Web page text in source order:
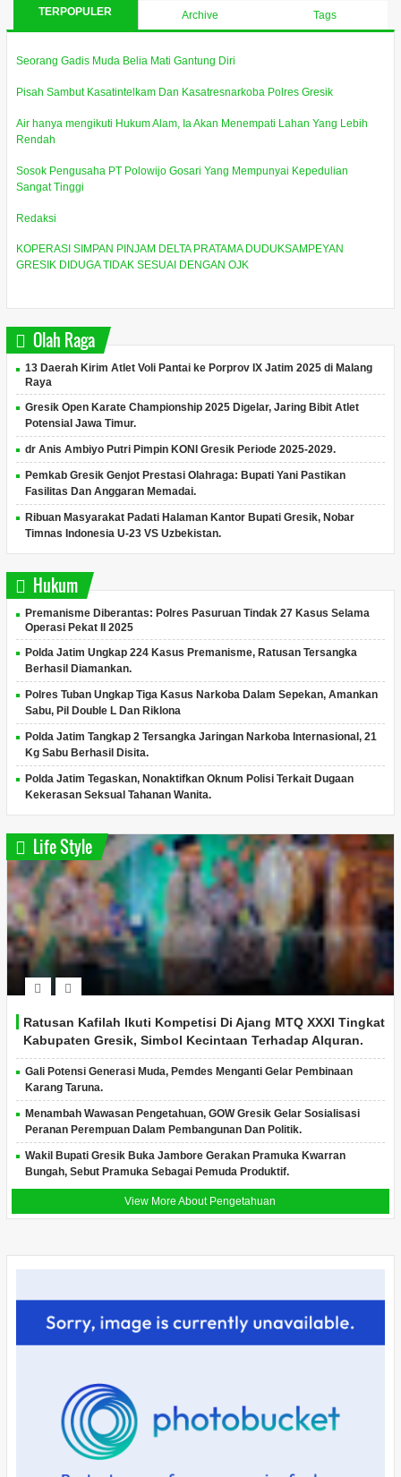
TERPOPULER Archive Tags
Seorang Gadis Muda Belia Mati Gantung Diri
Pisah Sambut Kasatintelkam Dan Kasatresnarkoba Polres Gresik
Air hanya mengikuti Hukum Alam, Ia Akan Menempati Lahan Yang Lebih
Rendah
Sosok Pengusaha PT Polowijo Gosari Yang Mempunyai Kepedulian
Sangat Tinggi
Redaksi
KOPERASI SIMPAN PINJAM DELTA PRATAMA DUDUKSAMPEYAN
GRESIK DIDUGA TIDAK SESUAI DENGAN OJK
Olah Raga
13 Daerah Kirim Atlet Voli Pantai ke Porprov IX Jatim 2025 di Malang
Raya
Gresik Open Karate Championship 2025 Digelar, Jaring Bibit Atlet
Potensial Jawa Timur.
dr Anis Ambiyo Putri Pimpin KONI Gresik Periode 2025-2029.
Pemkab Gresik Genjot Prestasi Olahraga: Bupati Yani Pastikan
Fasilitas Dan Anggaran Memadai.
Ribuan Masyarakat Padati Halaman Kantor Bupati Gresik, Nobar
Timnas Indonesia U-23 VS Uzbekistan.
Hukum
Premanisme Diberantas: Polres Pasuruan Tindak 27 Kasus Selama
Operasi Pekat II 2025
Polda Jatim Ungkap 224 Kasus Premanisme, Ratusan Tersangka
Berhasil Diamankan.
Polres Tuban Ungkap Tiga Kasus Narkoba Dalam Sepekan, Amankan
Sabu, Pil Double L Dan Riklona
Polda Jatim Tangkap 2 Tersangka Jaringan Narkoba Internasional, 21
Kg Sabu Berhasil Disita.
Polda Jatim Tegaskan, Nonaktifkan Oknum Polisi Terkait Dugaan
Kekerasan Seksual Tahanan Wanita.
Life Style
Ratusan Kafilah Ikuti Kompetisi Di Ajang MTQ XXXI Tingkat
Kabupaten Gresik, Simbol Kecintaan Terhadap Alquran.
Gali Potensi Generasi Muda, Pemdes Menganti Gelar Pembinaan
Karang Taruna.
Menambah Wawasan Pengetahuan, GOW Gresik Gelar Sosialisasi
Peranan Perempuan Dalam Pembangunan Dan Politik.
Wakil Bupati Gresik Buka Jambore Gerakan Pramuka Kwarran
Bungah, Sebut Pramuka Sebagai Pemuda Produktif.
View More About Pengetahuan